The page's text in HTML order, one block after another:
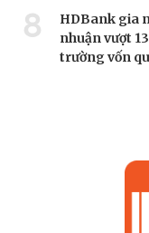
8
HDBank gia
nhuận vượt
trường vốn